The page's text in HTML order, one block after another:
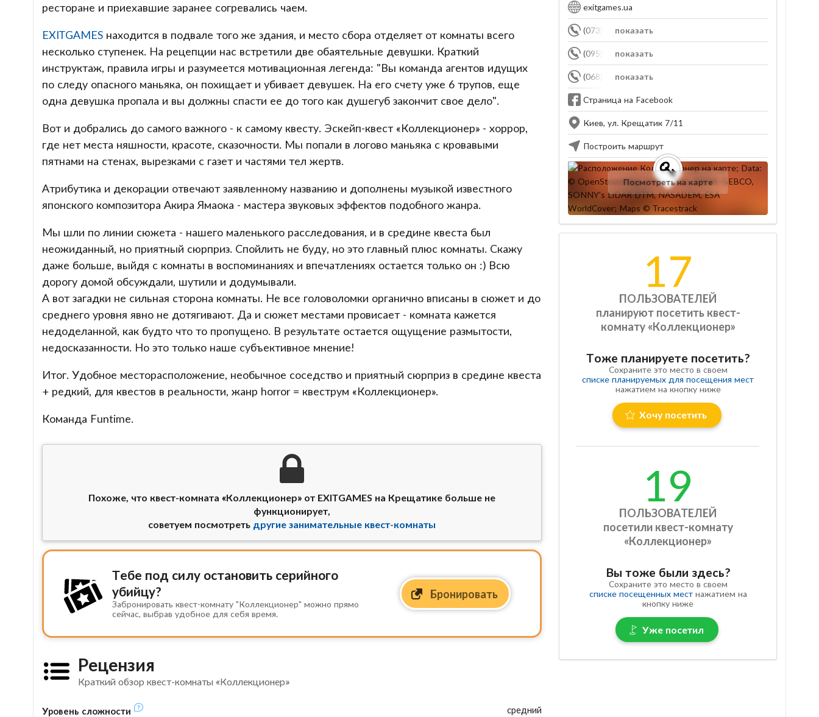
ресторане и приехавшие заранее согревались чаем.
EXITGAMESнаходится в подвале того же здания, и место сбора отделяет от комнаты всего
несколько ступенек. На рецепции нас встретили две обаятельные девушки. Краткий
инструктаж, правила игры и разумеется мотивационная легенда: "Вы команда агентов идущих
по следу опасного маньяка, он похищает и убивает девушек. На его счету уже 6 трупов, еще
одна девушка пропала и вы должны спасти ее до того как душегуб закончит свое дело".
Вот и добрались до самого важного - к самому квесту. Эскейп-квест «Коллекционер» - хоррор,
где нет места няшности, красоте, сказочности. Мы попали в логово маньяка с кровавыми
пятнами на стенах, вырезками с газет и частями тел жертв.
Атрибутика и декорации отвечают заявленному названию и дополнены музыкой известного
японского композитора Акира Ямаока - мастера звуковых эффектов подобного жанра.
Мы шли по линии сюжета - нашего маленького расследования, и в средине квеста был
неожиданный, но приятный сюрприз. Спойлить не буду, но это главный плюс комнаты. Скажу
даже больше, выйдя с комнаты в воспоминаниях и впечатлениях остается только он :) Всю
дорогу домой обсуждали, шутили и додумывали.
А вот загадки не сильная сторона комнаты. Не все головоломки органично вписаны в сюжет и до
среднего уровня явно не дотягивают. Да и сюжет местами провисает - комната кажется
недоделанной, как будто что то пропущено. В результате остается ощущение размытости,
недосказанности. Но это только наше субъективное мнение!
Итог. Удобное месторасположение, необычное соседство и приятный сюрприз в средине квеста
+ редкий, для квестов в реальности, жанр horror = квеструм «Коллекционер».
Команда Funtime.
Похоже, что квест-комната «Коллекционер» от EXITGAMES на Крещатике больше не
функционирует,
советуем посмотреть другие занимательные квест-комнаты
Тебе под силу остановить серийного
убийцу?
Забронировать квест-комнату "Коллекционер" можно прямо
сейчас, выбрав удобное для себя время.
Бронировать
Рецензия
Краткий обзор квест-комнаты «Коллекционер»
Уровень сложности средний
exitgames.ua
показать
(073) 160-16-55
показать
(095) 939-02-56
показать
(068) 417-27-35
Страница на Facebook
Киев, ул. Крещатик 7/11
Построить маршрут
Посмотреть на карте
17
ПОЛЬЗОВАТЕЛЕЙ
планируют посетить квест-
комнату «Коллекционер»
Тоже планируете посетить?
Сохраните это место в своем
списке планируемых для посещения мест
нажатием на кнопку ниже
Хочу посетить
19
ПОЛЬЗОВАТЕЛЕЙ
посетили квест-комнату
«Коллекционер»
Вы тоже были здесь?
Сохраните это место в своем
списке посещенных местнажатием на
кнопку ниже
Уже посетил